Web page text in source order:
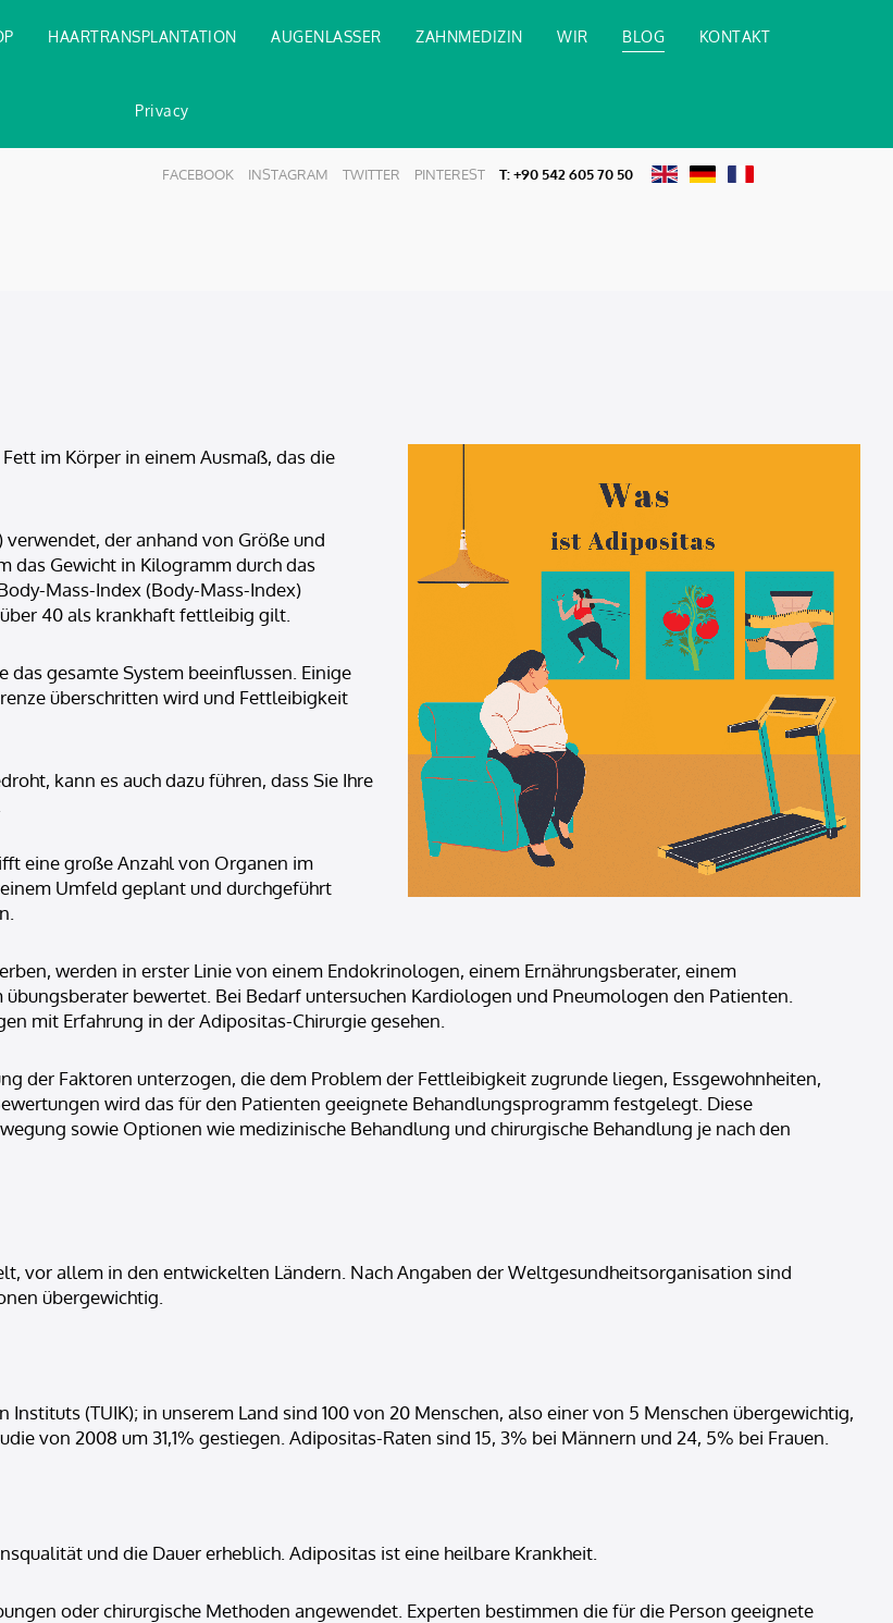
HAARTRANSPLANTATION AUGENLASSER ZAHNMEDIZIN WIR BLOG KONTAKT
Privacy
FACEBOOK INSTAGRAM TWITTER PINTEREST T:+90 542 605 70 50
im Körper in einem Ausmaß, das die
der anhand von Größe und
das Gewicht in Kilogramm durch das
Mass-Index (Body-Mass-Index)
40 als krankhaft fettleibig gilt.
gesamte System beeinflussen. Einige
überschritten wird und Fettleibigkeit
kann es auch dazu führen, dass Sie Ihre
eine große Anzahl von Organen im
Umfeld geplant und durchgeführt
werden in erster Linie von einem Endokrinologen, einem Ernährungsberater, einem
bewertet. Bei Bedarf untersuchen Kardiologen und Pneumologen den Patienten.
mit Erfahrung in der Adipositas-Chirurgie gesehen.
der Faktoren unterzogen, die dem Problem der Fettleibigkeit zugrunde liegen, Essgewohnheiten,
wird das für den Patienten geeignete Behandlungsprogramm festgelegt. Diese
sowie Optionen wie medizinische Behandlung und chirurgische Behandlung je nach den
vor allem in den entwickelten Ländern. Nach Angaben der Weltgesundheitsorganisation sind
übergewichtig.
(TUIK); in unserem Land sind 100 von 20 Menschen, also einer von 5 Menschen übergewichtig,
von 2008 um 31,1% gestiegen. Adipositas-Raten sind 15, 3% bei Männern und 24, 5% bei Frauen.
und die Dauer erheblich. Adipositas ist eine heilbare Krankheit.
oder chirurgische Methoden angewendet. Experten bestimmen die für die Person geeignete